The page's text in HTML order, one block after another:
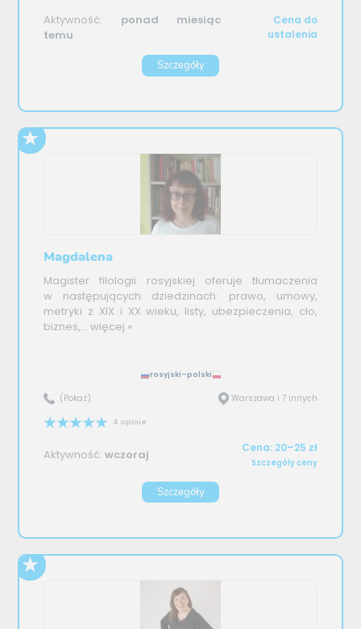
Aktywność: ponad miesiąc
temu
Cena do
ustalenia
Szczegóły
Magdalena
Magister filologii rosyjskiej oferuje tłumaczenia
w następujących dziedzinach: prawo, umowy,
metryki z XIX i XX wieku, listy, ubezpieczenia, cło,
biznes,... więcej »
rosyjski–polski
(Pokaż) Warszawa i 7 innych
4 opinie
Aktywność:wczoraj Cena: 20–25 zł
Szczegóły ceny
Szczegóły